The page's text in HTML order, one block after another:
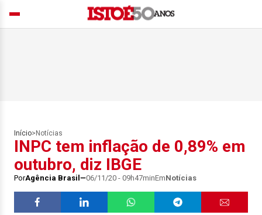
Início> Notícias
INPC tem inflação de 0,89% em
outubro, diz IBGE
PorAgência Brasil 06/11/20 - 09h47minEmNotícias